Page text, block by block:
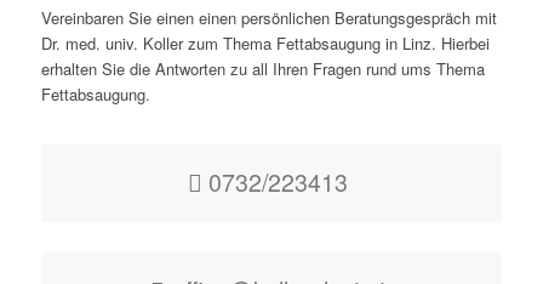
Vereinbaren Sie einen einen persönlichen Beratungsgespräch mit
Dr. med. univ. Koller zum Thema Fettabsaugung in Linz. Hierbei
erhalten Sie die Antworten zu all Ihren Fragen rund ums Thema
Fettabsaugung.
0732/223413